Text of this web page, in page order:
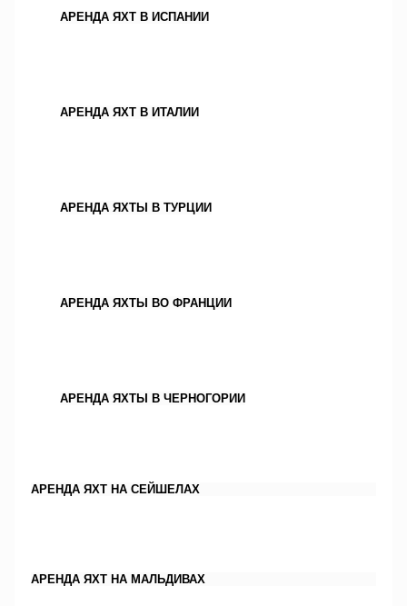
АРЕНДА ЯХТ В ИСПАНИИ
АРЕНДА ЯХТ В ИТАЛИИ
АРЕНДА ЯХТЫ В ТУРЦИИ
АРЕНДА ЯХТЫ ВО ФРАНЦИИ
АРЕНДА ЯХТЫ В ЧЕРНОГОРИИ
АРЕНДА ЯХТ НА СЕЙШЕЛАХ
АРЕНДА ЯХТ НА МАЛЬДИВАХ